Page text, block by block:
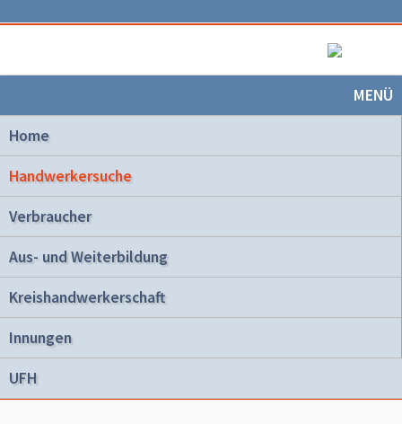
MENÜ
Home
Handwerkersuche
Verbraucher
Aus- und Weiterbildung
Kreishandwerkerschaft
Innungen
UFH